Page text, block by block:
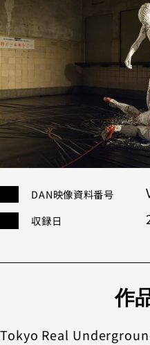
DAN映像資料番号
収録⽇
作
Tokyo Real
1960年代
不明
カテゴリー
その他
モダン
パフォーマンス